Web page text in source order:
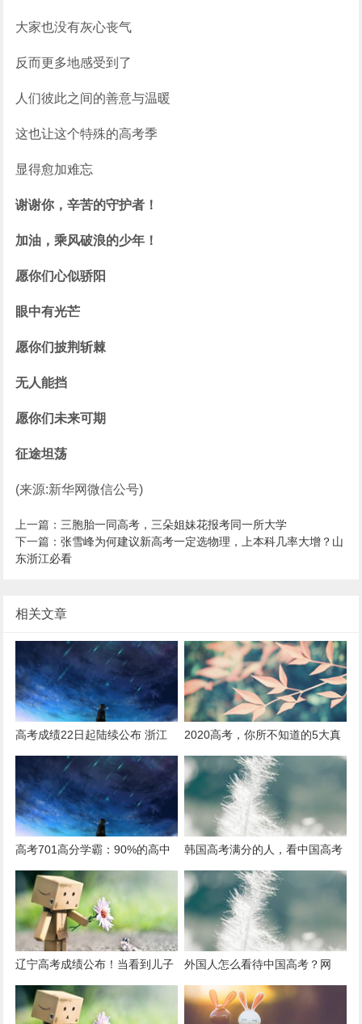
大家也没有灰心丧气
反而更多地感受到了
人们彼此之间的善意与温暖
这也让这个特殊的高考季
显得愈加难忘
谢谢你，辛苦的守护者！
加油，乘风破浪的少年！
愿你们心似骄阳
眼中有光芒
愿你们披荆斩棘
无人能挡
愿你们未来可期
征途坦荡
(来源:新华网微信公号)
上一篇：三胞胎一同高考，三朵姐妹花报考同一所大学
下一篇：张雪峰为何建议新高考一定选物理，上本科几率大增？山
东浙江必看
相关文章
高考成绩22日起陆续公布 浙江
高考分数线率先出炉
2020高考，你所不知道的5大真
相！最后一个太残酷！
高考701高分学霸：90%的高中
生不懂，提高做题效率与做题量
无关
韩国高考满分的人，看中国高考
为什么吃惊了三次？
辽宁高考成绩公布！当看到儿子
高考成绩，妈妈高兴地话都说不
利索
外国人怎么看待中国高考？网
友：它让其他国家考试像是小儿